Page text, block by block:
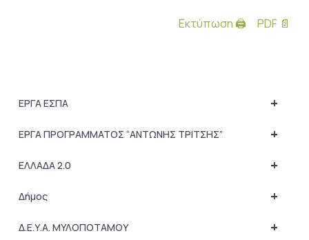
Εκτύπωση 🖨 PDF 📄
+
ΕΡΓΑ ΕΣΠΑ
+
ΕΡΓΑ ΠΡΟΓΡΑΜΜΑΤΟΣ “ΑΝΤΩΝΗΣ ΤΡΙΤΣΗΣ”
+
ΕΛΛΑΔΑ 2.0
+
Δήμος
+
Δ.Ε.Υ.Α. ΜΥΛΟΠΟΤΑΜΟΥ